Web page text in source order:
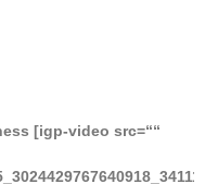
[igp-video src=““